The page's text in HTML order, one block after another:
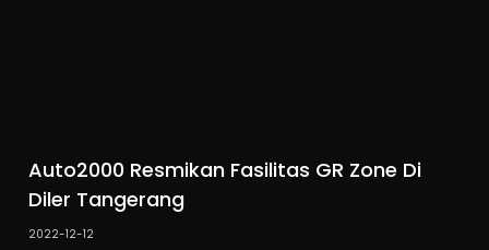
Auto2000 Resmikan Fasilitas GR Zone Di
Diler Tangerang
2022-12-12